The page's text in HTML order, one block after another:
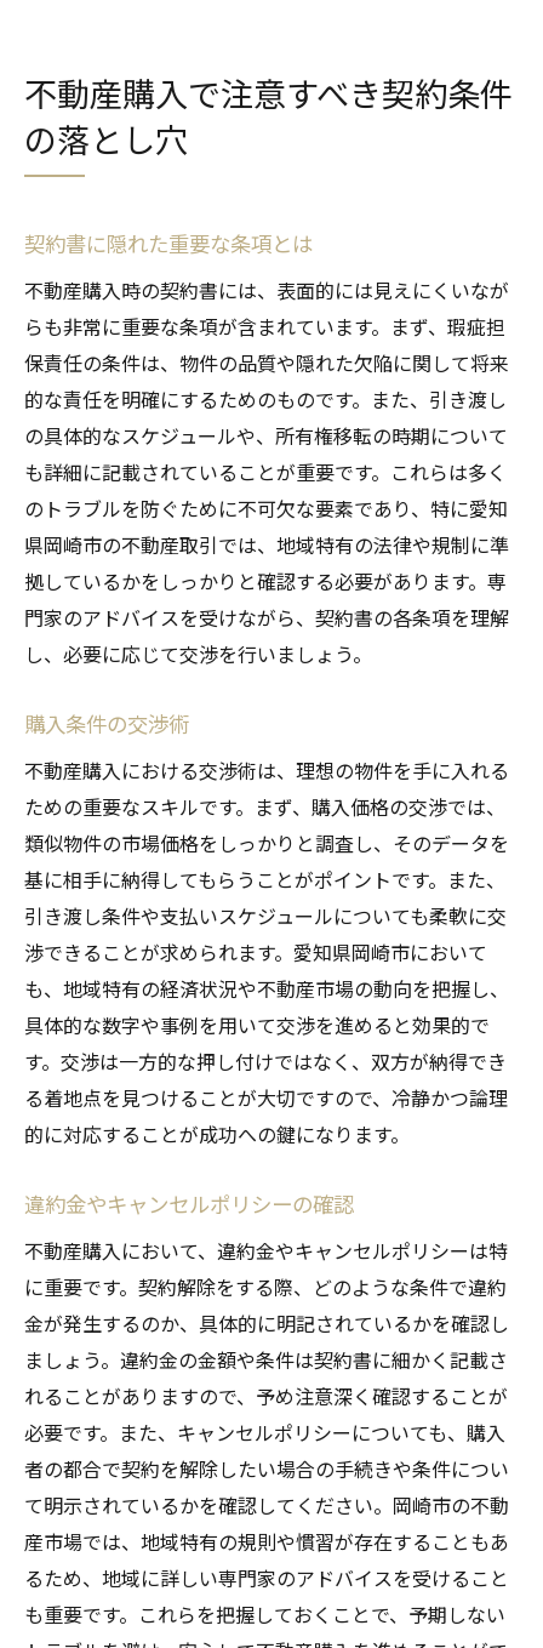
不動産購入で注意すべき契約条件
の落とし穴
契約書に隠れた重要な条項とは
不動産購入時の契約書には、表面的には見えにくいなが
らも非常に重要な条項が含まれています。まず、瑕疵担
保責任の条件は、物件の品質や隠れた欠陥に関して将来
的な責任を明確にするためのものです。また、引き渡し
の具体的なスケジュールや、所有権移転の時期について
も詳細に記載されていることが重要です。これらは多く
のトラブルを防ぐために不可欠な要素であり、特に愛知
県岡崎市の不動産取引では、地域特有の法律や規制に準
拠しているかをしっかりと確認する必要があります。専
門家のアドバイスを受けながら、契約書の各条項を理解
し、必要に応じて交渉を行いましょう。
購入条件の交渉術
不動産購入における交渉術は、理想の物件を手に入れる
ための重要なスキルです。まず、購入価格の交渉では、
類似物件の市場価格をしっかりと調査し、そのデータを
基に相手に納得してもらうことがポイントです。また、
引き渡し条件や支払いスケジュールについても柔軟に交
渉できることが求められます。愛知県岡崎市において
も、地域特有の経済状況や不動産市場の動向を把握し、
具体的な数字や事例を用いて交渉を進めると効果的で
す。交渉は一方的な押し付けではなく、双方が納得でき
る着地点を見つけることが大切ですので、冷静かつ論理
的に対応することが成功への鍵になります。
違約金やキャンセルポリシーの確認
不動産購入において、違約金やキャンセルポリシーは特
に重要です。契約解除をする際、どのような条件で違約
金が発生するのか、具体的に明記されているかを確認し
ましょう。違約金の金額や条件は契約書に細かく記載さ
れることがありますので、予め注意深く確認することが
必要です。また、キャンセルポリシーについても、購入
者の都合で契約を解除したい場合の手続きや条件につい
て明示されているかを確認してください。岡崎市の不動
産市場では、地域特有の規則や慣習が存在することもあ
るため、地域に詳しい専門家のアドバイスを受けること
も重要です。これらを把握しておくことで、予期しない